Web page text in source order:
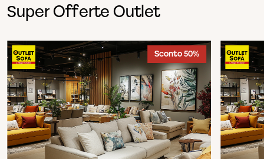
Super Offerte Outlet
Sconto 50%